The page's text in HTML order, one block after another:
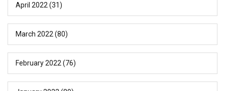
April 2022 (31)
March 2022 (80)
February 2022 (76)